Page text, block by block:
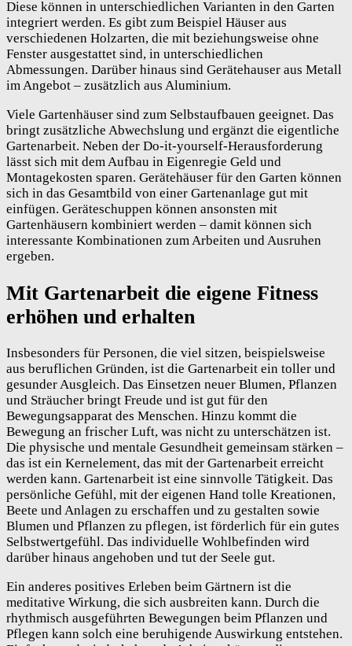
Diese können in unterschiedlichen Varianten in den Garten
integriert werden. Es gibt zum Beispiel Häuser aus
verschiedenen Holzarten, die mit beziehungsweise ohne
Fenster ausgestattet sind, in unterschiedlichen
Abmessungen. Darüber hinaus sind Gerätehauser aus Metall
im Angebot – zusätzlich aus Aluminium.
Viele Gartenhäuser sind zum Selbstaufbauen geeignet. Das
bringt zusätzliche Abwechslung und ergänzt die eigentliche
Gartenarbeit. Neben der Do-it-yourself-Herausforderung
lässt sich mit dem Aufbau in Eigenregie Geld und
Montagekosten sparen. Gerätehäuser für den Garten können
sich in das Gesamtbild von einer Gartenanlage gut mit
einfügen. Geräteschuppen können ansonsten mit
Gartenhäusern kombiniert werden – damit können sich
interessante Kombinationen zum Arbeiten und Ausruhen
ergeben.
Mit Gartenarbeit die eigene Fitness
erhöhen und erhalten
Insbesonders für Personen, die viel sitzen, beispielsweise
aus beruflichen Gründen, ist die Gartenarbeit ein toller und
gesunder Ausgleich. Das Einsetzen neuer Blumen, Pflanzen
und Sträucher bringt Freude und ist gut für den
Bewegungsapparat des Menschen. Hinzu kommt die
Bewegung an frischer Luft, was nicht zu unterschätzen ist.
Die physische und mentale Gesundheit gemeinsam stärken –
das ist ein Kernelement, das mit der Gartenarbeit erreicht
werden kann. Gartenarbeit ist eine sinnvolle Tätigkeit. Das
persönliche Gefühl, mit der eigenen Hand tolle Kreationen,
Beete und Anlagen zu erschaffen und zu gestalten sowie
Blumen und Pflanzen zu pflegen, ist förderlich für ein gutes
Selbstwertgefühl. Das individuelle Wohlbefinden wird
darüber hinaus angehoben und tut der Seele gut.
Ein anderes positives Erleben beim Gärtnern ist die
meditative Wirkung, die sich ausbreiten kann. Durch die
rhythmisch ausgeführten Bewegungen beim Pflanzen und
Pflegen kann solch eine beruhigende Auswirkung entstehen.